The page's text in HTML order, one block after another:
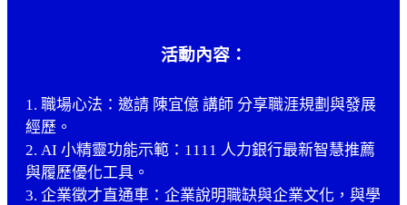
活動內容：
1. 職場心法：邀請 陳宜億 講師 分享職涯規劃與發展
經歷。
2. AI 小精靈功能示範：1111 人力銀行最新智慧推薦
與履歷優化工具。
3. 企業徵才直通車：企業說明職缺與企業文化，與學